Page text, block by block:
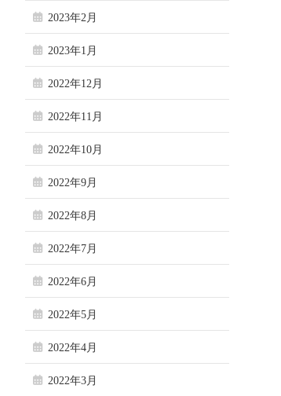
2023年2月
2023年1月
2022年12月
2022年11月
2022年10月
2022年9月
2022年8月
2022年7月
2022年6月
2022年5月
2022年4月
2022年3月